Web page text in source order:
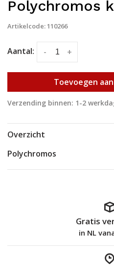
Polychromos
Artikelcode:110266
Aantal: +
-
Toevoegen
Verzending binnen: 1-2
Overzicht
Polychromos
Gratis
in NL